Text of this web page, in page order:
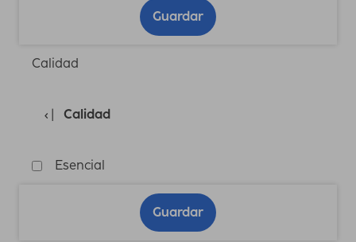
Guardar
Calidad
Calidad
Esencial
Guardar